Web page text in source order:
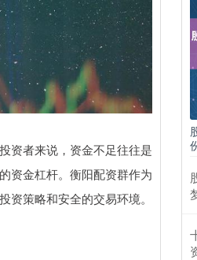
资者来说，资金不足往往是
资金杠杆。衡阳配资群作为
策略和安全的交易环境。